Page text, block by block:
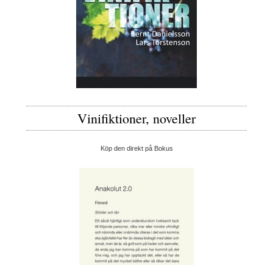
Vinifiktioner, noveller
Köp den direkt på Bokus